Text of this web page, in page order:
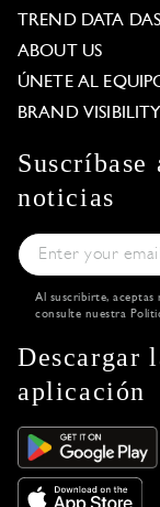
TREND DATA
ABOUT US
ÚNETE AL
BRAND VISIBILITY
noticias
Al suscribirte, aceptas
consulte nuestra
Descargar
aplicación